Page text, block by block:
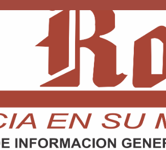
NACIONAL CDMX EDOMEX